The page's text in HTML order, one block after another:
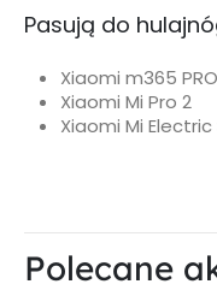
Pasują do
Xiaomi m365 PRO
Xiaomi Mi Pro 2
Xiaomi Mi
Polecane